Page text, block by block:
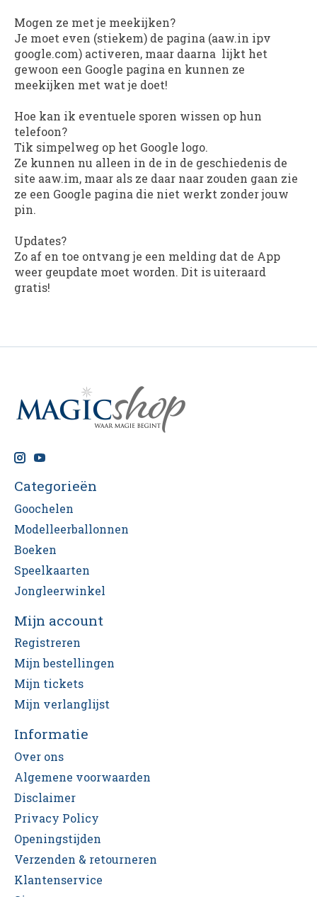
Mogen ze met je meekijken?
Je moet even (stiekem) de pagina (aaw.in ipv
google.com) activeren, maar daarna lijkt het
gewoon een Google pagina en kunnen ze
meekijken met wat je doet!
Hoe kan ik eventuele sporen wissen op hun
telefoon?
Tik simpelweg op het Google logo.
Ze kunnen nu alleen in de in de geschiedenis de
site aaw.im, maar als ze daar naar zouden gaan zie
ze een Google pagina die niet werkt zonder jouw
pin.
Updates?
Zo af en toe ontvang je een melding dat de App
weer geupdate moet worden. Dit is uiteraard
gratis!
Categorieën
Goochelen
Modelleerballonnen
Boeken
Speelkaarten
Jongleerwinkel
Mijn account
Registreren
Mijn bestellingen
Mijn tickets
Mijn verlanglijst
Informatie
Over ons
Algemene voorwaarden
Disclaimer
Privacy Policy
Openingstijden
Verzenden & retourneren
Klantenservice